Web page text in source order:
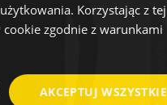
Korzystając z tej
zgodnie z warunkami
AKCEPTUJ WSZYSTKIE